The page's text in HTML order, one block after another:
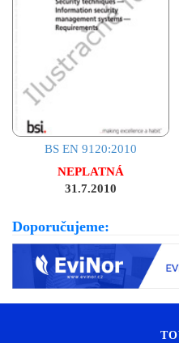
BS EN 9120:2010
NEPLATNÁ
31.7.2010
Doporučujeme: